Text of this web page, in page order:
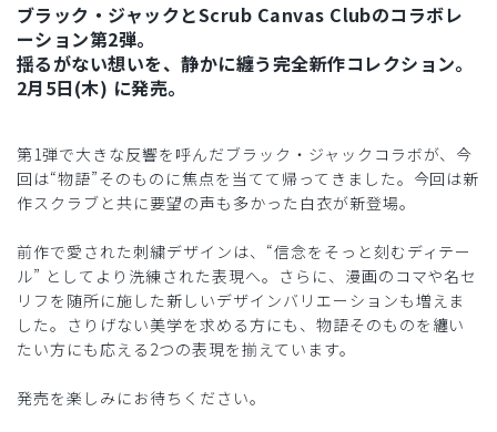
ブラック・ジャックとScrub Canvas Clubのコラボレ
ーション第2弾。
揺るがない想いを、静かに纏う完全新作コレクション。
2月5日(木) に発売。
第1弾で大きな反響を呼んだブラック・ジャックコラボが、今
回は“物語”そのものに焦点を当てて帰ってきました。今回は新
作スクラブと共に要望の声も多かった白衣が新登場。
前作で愛された刺繍デザインは、“信念をそっと刻むディテー
ル” としてより洗練された表現へ。さらに、漫画のコマや名セ
リフを随所に施した新しいデザインバリエーションも増えま
した。さりげない美学を求める方にも、物語そのものを纏い
たい方にも応える2つの表現を揃えています。
発売を楽しみにお待ちください。